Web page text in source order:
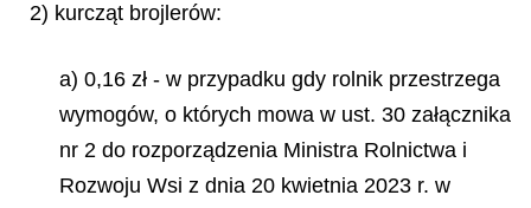
2) kurcząt brojlerów:
a) 0,16 zł - w przypadku gdy rolnik przestrzega
wymogów, o których mowa w ust. 30 załącznika
nr 2 do rozporządzenia Ministra Rolnictwa i
Rozwoju Wsi z dnia 20 kwietnia 2023 r. w